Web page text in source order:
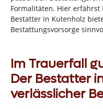
Formalitäten. Hier erfährst
Bestatter in Kutenholz
Bestattungsvorsorge
Im Trauerfall
Der Bestatter
verlässlicher